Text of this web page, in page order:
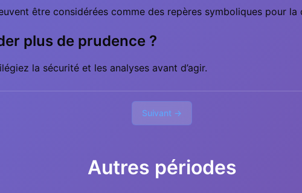
être considérées comme des repères symboliques pour
plus de prudence ?
la sécurité et les analyses avant d’agir.
Suivant →
Autres périodes